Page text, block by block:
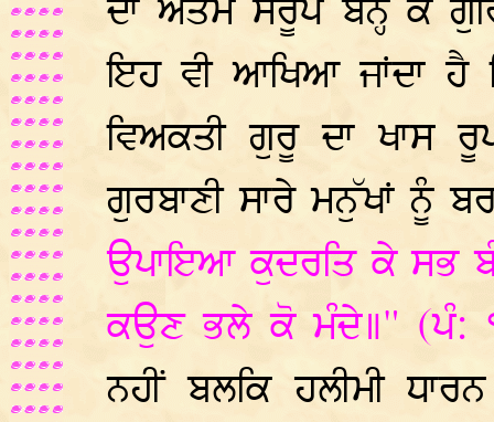
ਦਾ ਅੰਤਮ ਸਰੂਪ ਬੰਨ੍ਹ ਕੇ
ਇਹ ਵੀ ਆਖਿਆ ਜਾਂਦਾ ਹੈ
ਵਿਅਕਤੀ ਗੁਰੂ ਦਾ ਖਾਸ
ਗੁਰਬਾਣੀ ਸਾਰੇ ਮਨੁੱਖਾਂ ਨੂੰ
ਉਪਾਇਆ ਕੁਦਰਤਿ ਕੇ ਸਭ
ਕਉਣ ਭਲੇ ਕੋ ਮੰਦੇ॥" (ਪੰ:
ਨਹੀਂ ਬਲਕਿ ਹਲੀਮੀ